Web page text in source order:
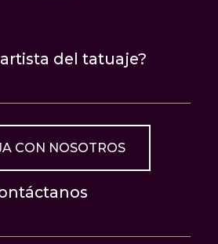
del tatuaje?
CON NOSOTROS